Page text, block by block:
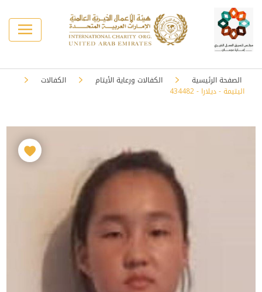
الصفحة الرئيسية الكفالات ورعاية الأيتام
الكفالات
اليتيمة - ديلارا - 434482